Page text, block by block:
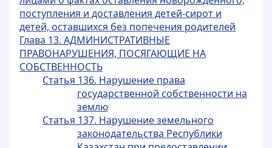
поступления и доставления детей-сирот и
детей, оставшихся без попечения родителей
Глава 13. АДМИНИСТРАТИВНЫЕ
ПРАВОНАРУШЕНИЯ, ПОСЯГАЮЩИЕ НА
СОБСТВЕННОСТЬ
Статья 136. Нарушение права
государственной собственности на
землю
Статья 137. Нарушение земельного
законодательства Республики